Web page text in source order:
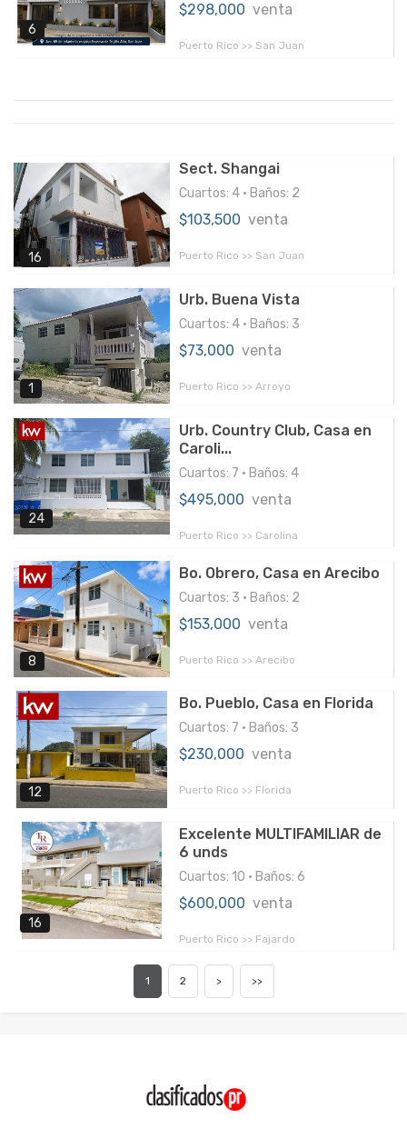
6
$298,000 venta
Puerto Rico >> San Juan
16
Sect. Shangai
Cuartos: 4 • Baños: 2
$103,500 venta
Puerto Rico >> San Juan
1
Urb. Buena Vista
Cuartos: 4 • Baños: 3
$73,000 venta
Puerto Rico >> Arroyo
24
Urb. Country Club, Casa en
Caroli...
Cuartos: 7 • Baños: 4
$495,000 venta
Puerto Rico >> Carolina
8
Bo. Obrero, Casa en Arecibo
Cuartos: 3 • Baños: 2
$153,000 venta
Puerto Rico >> Arecibo
12
Bo. Pueblo, Casa en Florida
Cuartos: 7 • Baños: 3
$230,000 venta
Puerto Rico >> Florida
16
Excelente MULTIFAMILIAR de
6 unds
Cuartos: 10 • Baños: 6
$600,000 venta
Puerto Rico >> Fajardo
1 2 > >>